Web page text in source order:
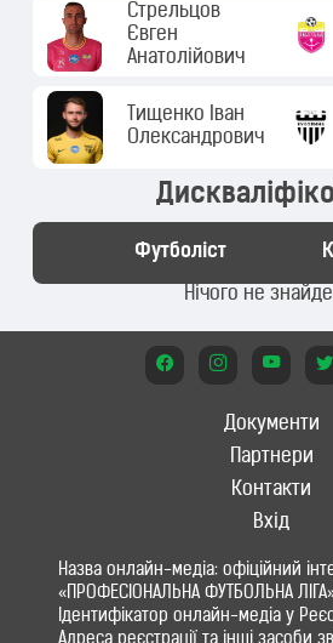
Стрельцов
Євген
Анатолійович
Тищенко Іван
Олександрович
Футболіст
Нічого не
Документи
Партнери
Контакти
Вхід
Назва онлайн-медіа: офіційний
«ПРОФЕСІОНАЛЬНА ФУТБОЛЬНА
Ідентифікатор онлайн-медіа у